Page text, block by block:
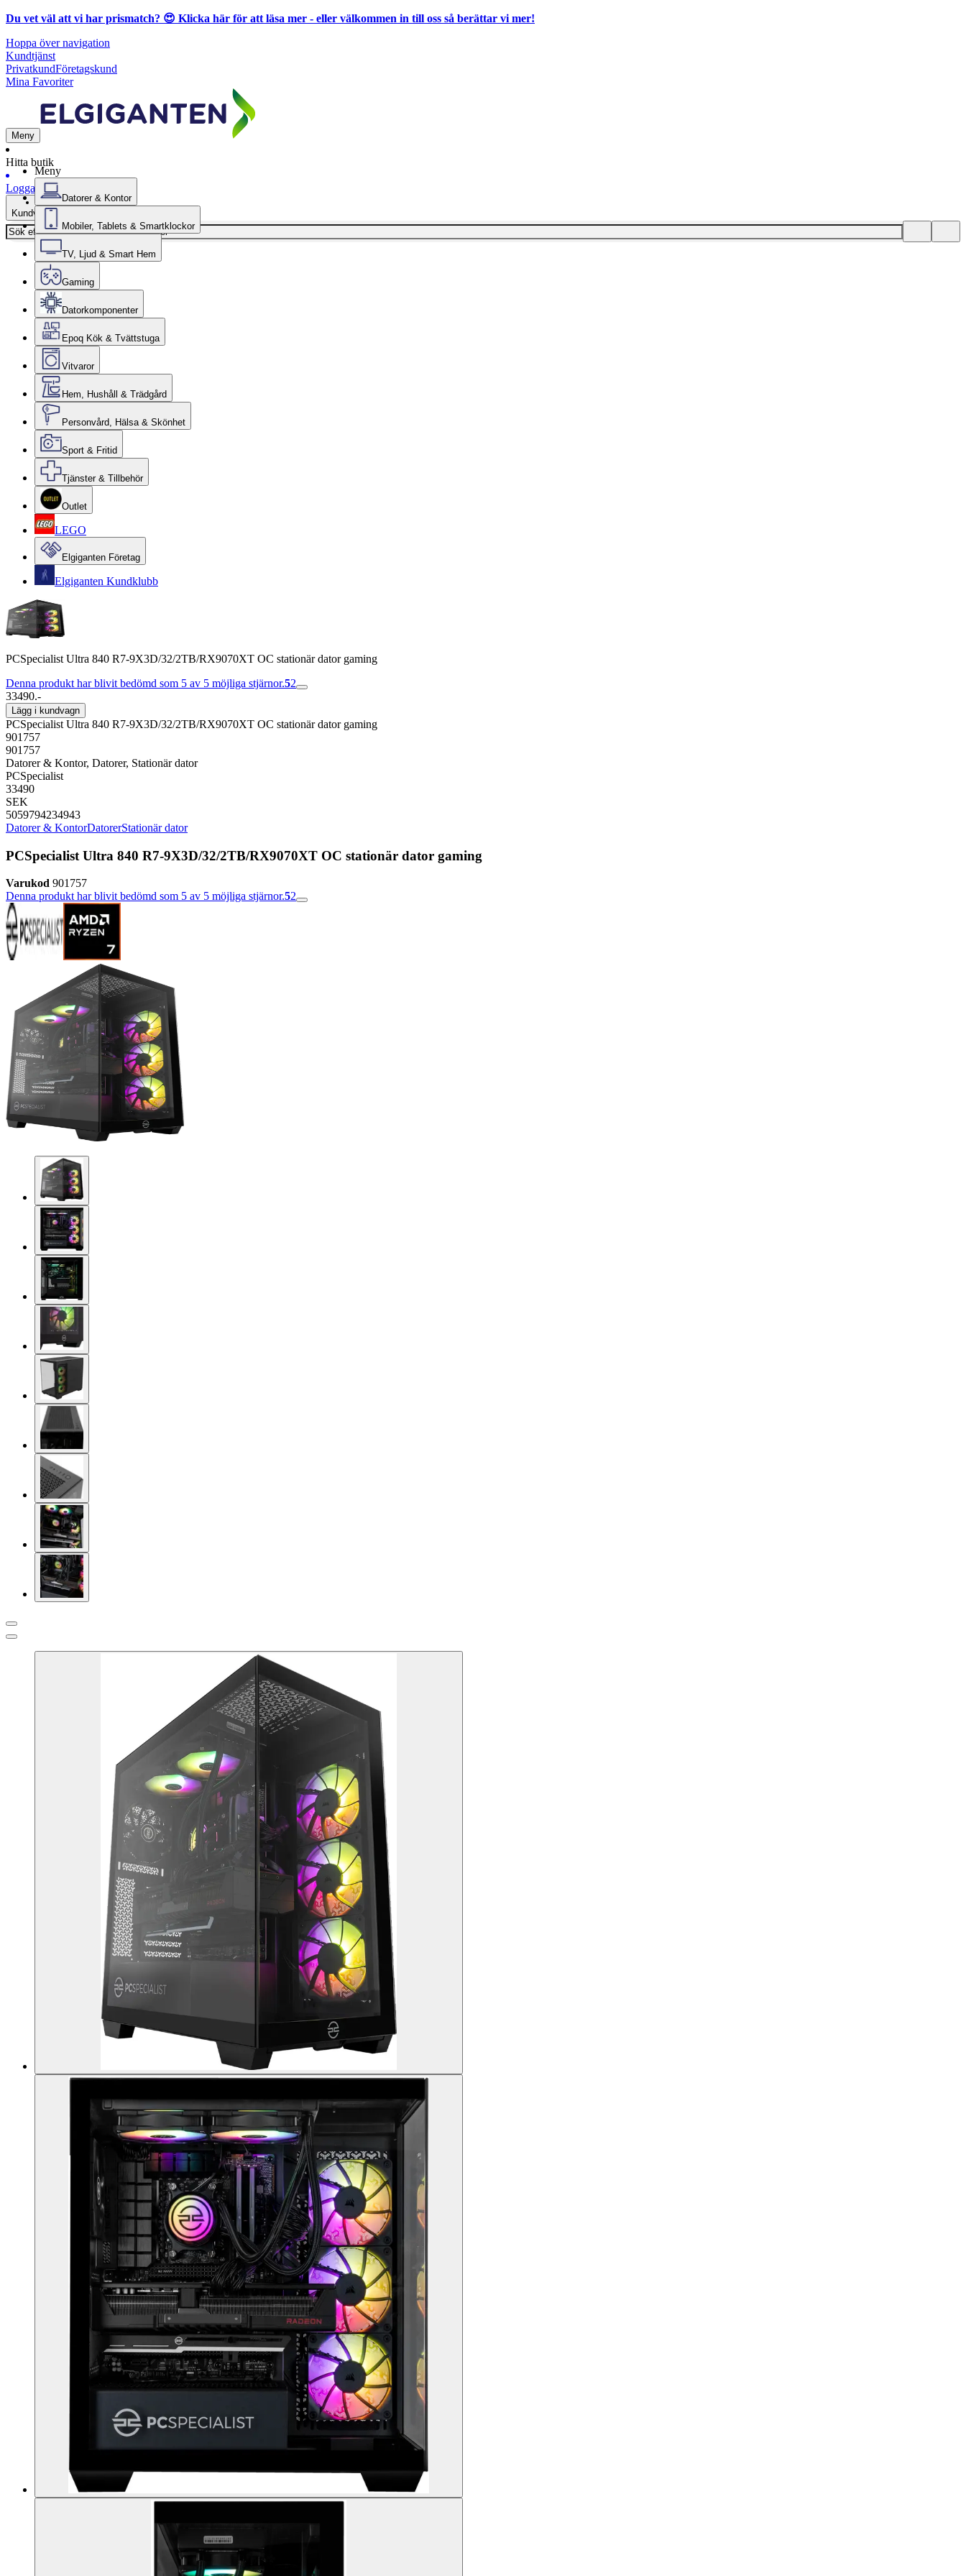
Du vet väl att vi har prismatch? 😍 Klicka här för att läsa mer - eller välkommen in till oss så berättar vi mer!
Hoppa över navigation
Kundtjänst
PrivatkundFöretagskund
Mina Favoriter
Meny
Hitta butik
Logga in
Kundvagn
Meny
Datorer & Kontor
Mobiler, Tablets & Smartklockor
TV, Ljud & Smart Hem
Gaming
Datorkomponenter
Epoq Kök & Tvättstuga
Vitvaror
Hem, Hushåll & Trädgård
Personvård, Hälsa & Skönhet
Sport & Fritid
Tjänster & Tillbehör
Outlet
LEGO
Elgiganten Företag
Elgiganten Kundklubb
PCSpecialist Ultra 840 R7-9X3D/32/2TB/RX9070XT OC stationär dator gaming
Denna produkt har blivit bedömd som 5 av 5 möjliga stjärnor.52
33490.-
Lägg i kundvagn
PCSpecialist Ultra 840 R7-9X3D/32/2TB/RX9070XT OC stationär dator gaming
901757
901757
Datorer & Kontor, Datorer, Stationär dator
PCSpecialist
33490
SEK
5059794234943
Datorer & KontorDatorerStationär dator
PCSpecialist Ultra 840 R7-9X3D/32/2TB/RX9070XT OC stationär dator gaming
Varukod 901757
Denna produkt har blivit bedömd som 5 av 5 möjliga stjärnor.52